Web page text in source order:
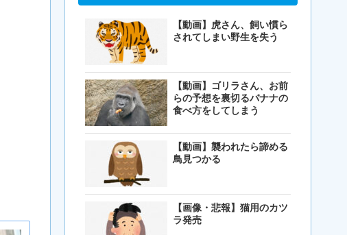
【動画】虎さん、飼い慣ら
されてしまい野生を失う
【動画】ゴリラさん、お前
らの予想を裏切るバナナの
食べ方をしてしまう
【動画】襲われたら諦める
鳥見つかる
【画像・悲報】猫用のカツ
ラ発売